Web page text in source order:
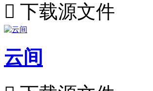
 下载源文件
云间